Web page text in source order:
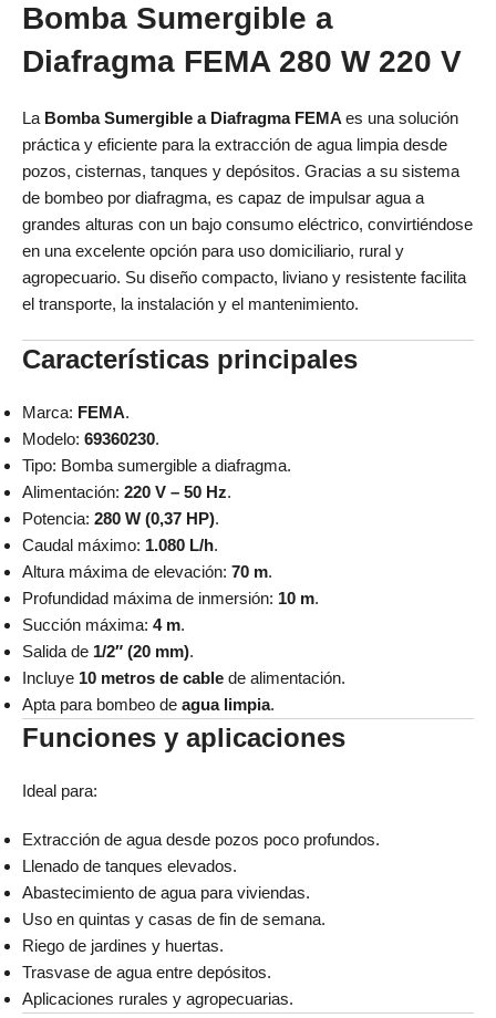
Bomba Sumergible a
Diafragma FEMA 280 W 220 V
La Bomba Sumergible a Diafragma FEMA es una solución
práctica y eficiente para la extracción de agua limpia desde
pozos, cisternas, tanques y depósitos. Gracias a su sistema
de bombeo por diafragma, es capaz de impulsar agua a
grandes alturas con un bajo consumo eléctrico, convirtiéndose
en una excelente opción para uso domiciliario, rural y
agropecuario. Su diseño compacto, liviano y resistente facilita
el transporte, la instalación y el mantenimiento.
Características principales
Marca: FEMA.
Modelo: 69360230.
Tipo: Bomba sumergible a diafragma.
Alimentación: 220 V – 50 Hz.
Potencia: 280 W (0,37 HP).
Caudal máximo: 1.080 L/h.
Altura máxima de elevación: 70 m.
Profundidad máxima de inmersión: 10 m.
Succión máxima: 4 m.
Salida de 1/2″ (20 mm).
Incluye 10 metros de cable de alimentación.
Apta para bombeo de agua limpia.
Funciones y aplicaciones
Ideal para:
Extracción de agua desde pozos poco profundos.
Llenado de tanques elevados.
Abastecimiento de agua para viviendas.
Uso en quintas y casas de fin de semana.
Riego de jardines y huertas.
Trasvase de agua entre depósitos.
Aplicaciones rurales y agropecuarias.